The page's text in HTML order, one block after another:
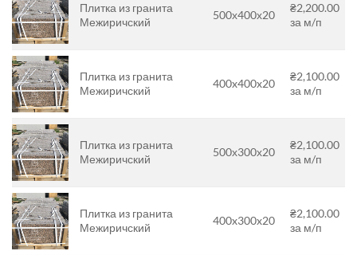
Плитка из гранита
Межиричский
500х400х20
₴2,200.00
за м/п
Плитка из гранита
Межиричский
400x400x20
₴2,100.00
за м/п
Плитка из гранита
Межиричский
500х300х20
₴2,100.00
за м/п
Плитка из гранита
Межиричский
400x300x20
₴2,100.00
за м/п